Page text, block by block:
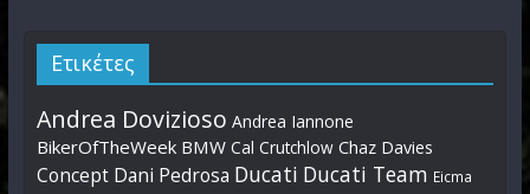
Ετικέτες
Andrea Dovizioso Andrea Iannone
BikerOfTheWeek BMW Cal Crutchlow Chaz Davies
Concept Dani Pedrosa Ducati Ducati Team Eicma